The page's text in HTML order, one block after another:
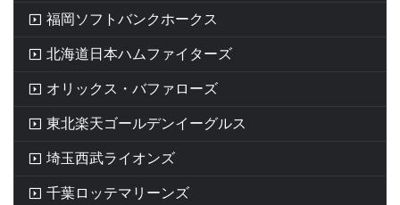
福岡ソフトバンクホークス
北海道日本ハムファイターズ
オリックス・バファローズ
東北楽天ゴールデンイーグルス
埼玉西武ライオンズ
千葉ロッテマリーンズ